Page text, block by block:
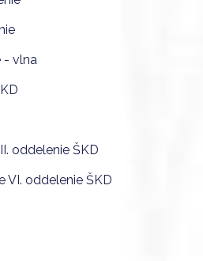
- vlna
oddelenie ŠKD
VI. oddelenie ŠKD